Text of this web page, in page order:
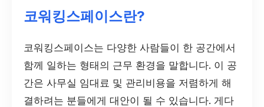
코워킹스페이스란?
코워킹스페이스는 다양한 사람들이 한 공간에서
함께 일하는 형태의 근무 환경을 말합니다. 이 공
간은 사무실 임대료 및 관리비용을 저렴하게 해
결하려는 분들에게 대안이 될 수 있습니다. 게다